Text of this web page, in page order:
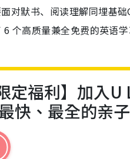
对默书、阅读理解同埋基
个高质量兼全免费的英语
定福利】加入
快、最全的亲